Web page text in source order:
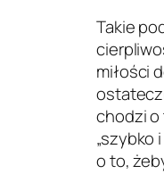
Takie
miłości
chodzi o
„szybko
o to,